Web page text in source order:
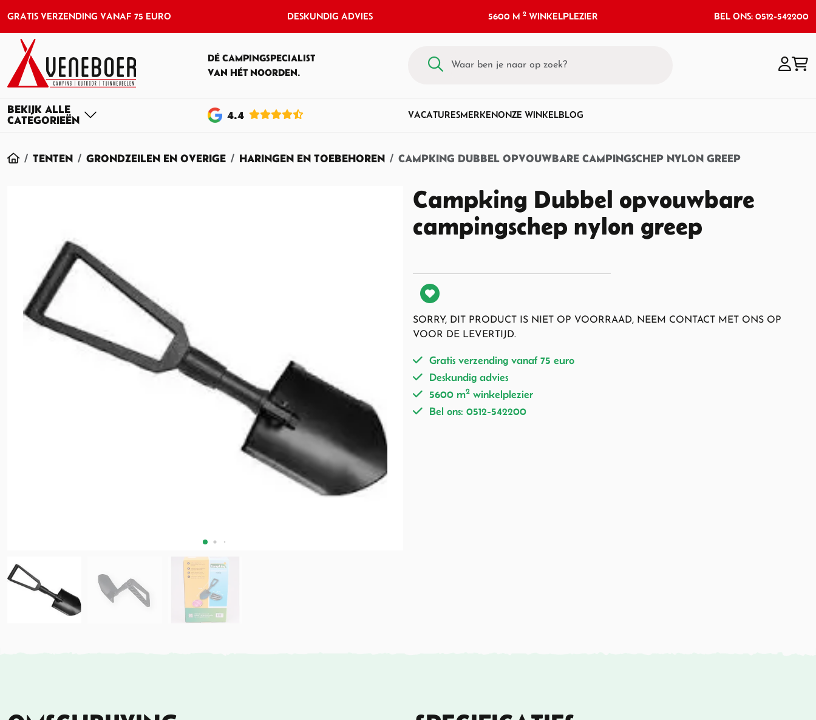
GRATIS VERZENDING VANAF 75 EURO DESKUNDIG ADVIES 5600 M2 WINKELPLEZIER BEL ONS: 0512-542200
DÉ CAMPINGSPECIALIST
VAN HÉT NOORDEN.
4.4 VACATURESMERKENONZE WINKELBLOG
HOME
TENTEN GRONDZEILEN EN OVERIGE HARINGEN EN TOEBEHOREN CAMPKING DUBBEL OPVOUWBARE CAMPINGSCHEP NYLON GREEP
Campking Dubbel opvouwbare
campingschep nylon greep
SORRY, DIT PRODUCT IS NIET OP VOORRAAD, NEEM CONTACT MET ONS OP
VOOR DE LEVERTIJD.
Gratis verzending vanaf 75 euro
Deskundig advies
5600 m2 winkelplezier
Bel ons: 0512-542200